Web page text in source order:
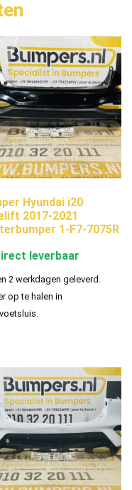
Hyundai i20
2017-2021
1-F7-7075R
leverbaar
2 werkdagen geleverd.
op te halen in